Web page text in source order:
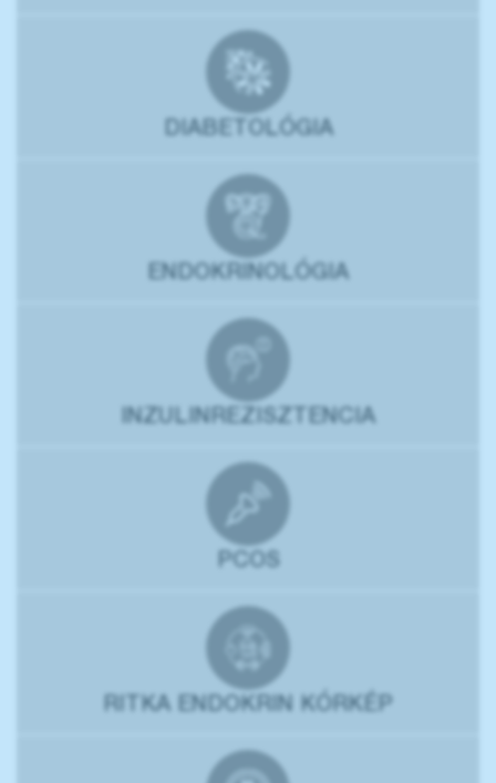
DIABETOLÓGIA
ENDOKRINOLÓGIA
INZULINREZISZTENCIA
PCOS
RITKA ENDOKRIN KÓRKÉP